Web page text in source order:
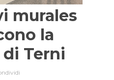
murales
la
Terni